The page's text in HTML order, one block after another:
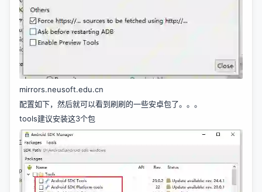
mirrors.neusoft.edu.cn
配置如下，然后就可以看到刷刷的一些安卓包了。。。
tools建议安装这3个包